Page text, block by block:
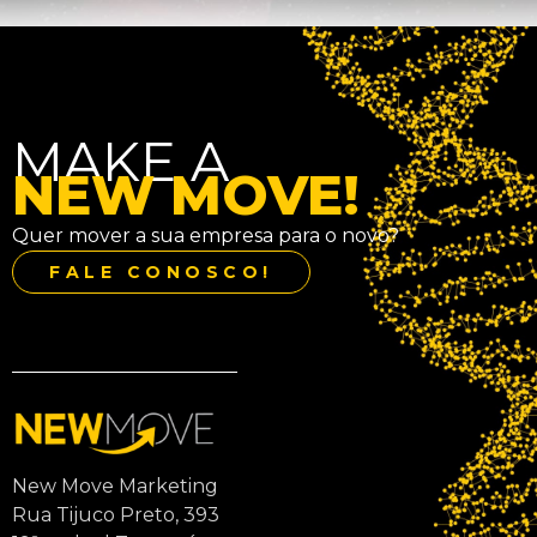
MAKE A
NEW MOVE!
Quer mover a sua empresa para o novo?
FALE CONOSCO!
New Move Marketing
Rua Tijuco Preto, 393